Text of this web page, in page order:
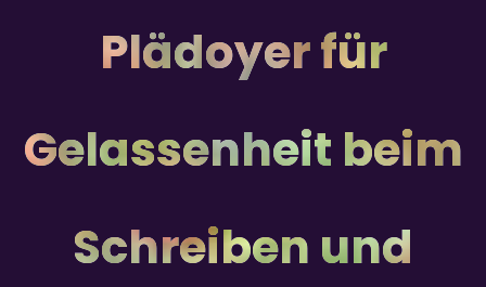
Plädoyer für
Gelassenheit beim
Schreiben und